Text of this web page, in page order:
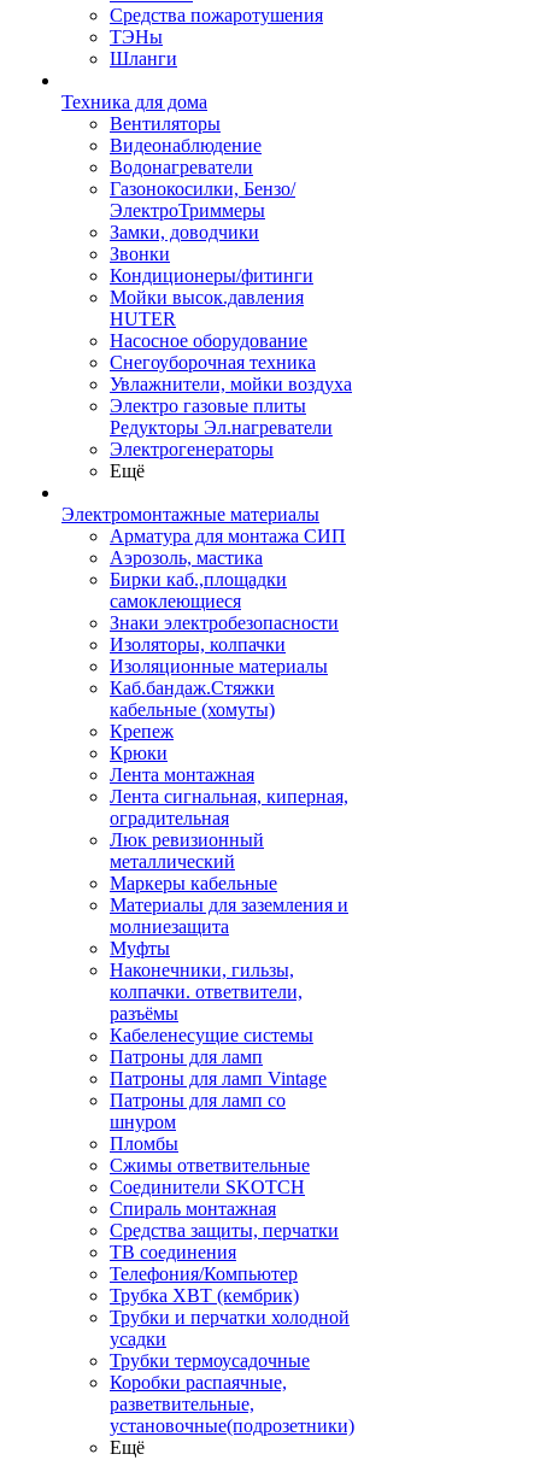
Средства пожаротушения
ТЭНы
Шланги
Техника для дома
Вентиляторы
Видеонаблюдение
Водонагреватели
Газонокосилки, Бензо/
ЭлектроТриммеры
Замки, доводчики
Звонки
Кондиционеры/фитинги
Мойки высок.давления
HUTER
Насосное оборудование
Снегоуборочная техника
Увлажнители, мойки воздуха
Электро газовые плиты
Редукторы Эл.нагреватели
Электрогенераторы
Ещё
Электромонтажные материалы
Арматура для монтажа СИП
Аэрозоль, мастика
Бирки каб.,площадки
самоклеющиеся
Знаки электробезопасности
Изоляторы, колпачки
Изоляционные материалы
Каб.бандаж.Стяжки
кабельные (хомуты)
Крепеж
Крюки
Лента монтажная
Лента сигнальная, киперная,
оградительная
Люк ревизионный
металлический
Маркеры кабельные
Материалы для заземления и
молниезащита
Муфты
Наконечники, гильзы,
колпачки. ответвители,
разъёмы
Кабеленесущие системы
Патроны для ламп
Патроны для ламп Vintage
Патроны для ламп со
шнуром
Пломбы
Сжимы ответвительные
Соединители SKOTCH
Спираль монтажная
Средства защиты, перчатки
ТВ соединения
Телефония/Компьютер
Трубка ХВТ (кембрик)
Трубки и перчатки холодной
усадки
Трубки термоусадочные
Коробки распаячные,
разветвительные,
установочные(подрозетники)
Ещё